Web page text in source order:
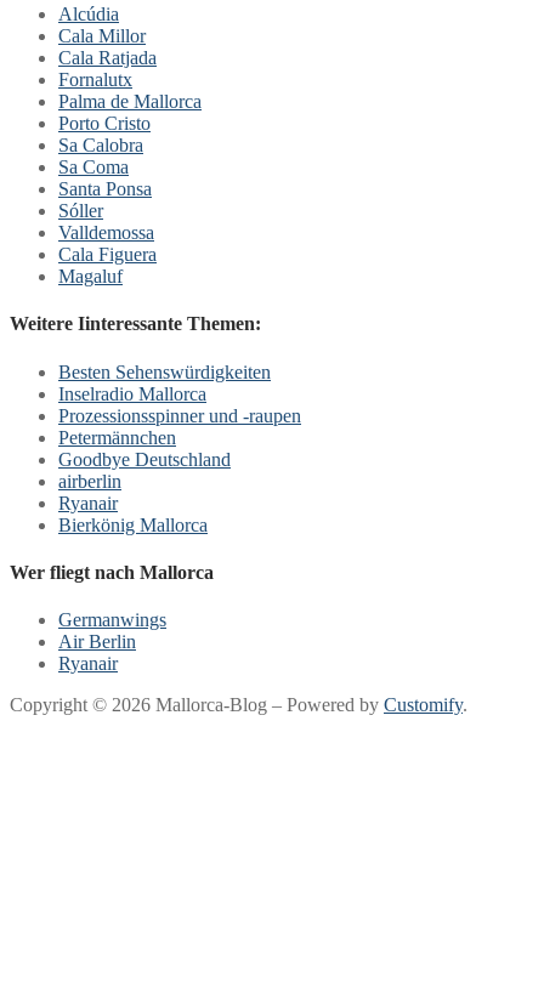
Alcúdia
Cala Millor
Cala Ratjada
Fornalutx
Palma de Mallorca
Porto Cristo
Sa Calobra
Sa Coma
Santa Ponsa
Sóller
Valldemossa
Cala Figuera
Magaluf
Weitere Iinteressante Themen:
Besten Sehenswürdigkeiten
Inselradio Mallorca
Prozessionsspinner und -raupen
Petermännchen
Goodbye Deutschland
airberlin
Ryanair
Bierkönig Mallorca
Wer fliegt nach Mallorca
Germanwings
Air Berlin
Ryanair
Copyright © 2026 Mallorca-Blog – Powered by Customify.